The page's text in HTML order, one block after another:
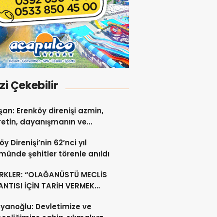
Çekebilir
Erenköy direnişi azmin,
dayanışmanın ve
Direnişi’nin 62’nci yıl
şehitler törenle anıldı
“OLAĞANÜSTÜ MECLİS
İÇİN TARİH VERMEK
Devletimize ve